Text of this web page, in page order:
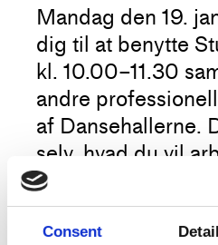
Consent
Mandag den 19.
dig til at benytte
kl. 10.00–11.30
andre
af Dansehallerne.
selv, hvad du vil
eller hvilket
rummet til.